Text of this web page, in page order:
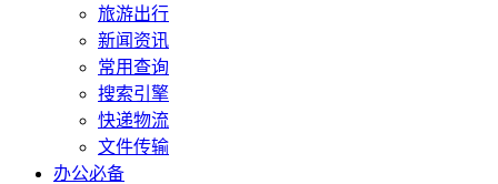
旅游出行
新闻资讯
常用查询
搜索引擎
快递物流
文件传输
办公必备